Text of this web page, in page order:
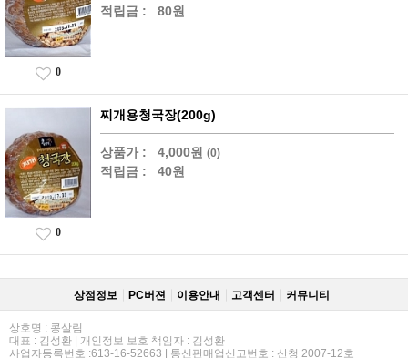
적립금 : 80원
0
찌개용청국장(200g)
상품가 : 4,000원 (0)
적립금 : 40원
0
상점정보 PC버젼 이용안내 고객센터 커뮤니티
상호명 : 콩살림
대표 : 김성환 | 개인정보 보호 책임자 : 김성환
사업자등록번호 :613-16-52663 | 통신판매업신고번호 : 산청 2007-12호